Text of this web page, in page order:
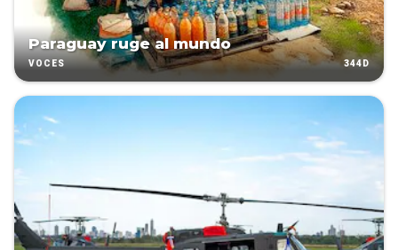
Paraguay ruge al mundo
VOCES 344D